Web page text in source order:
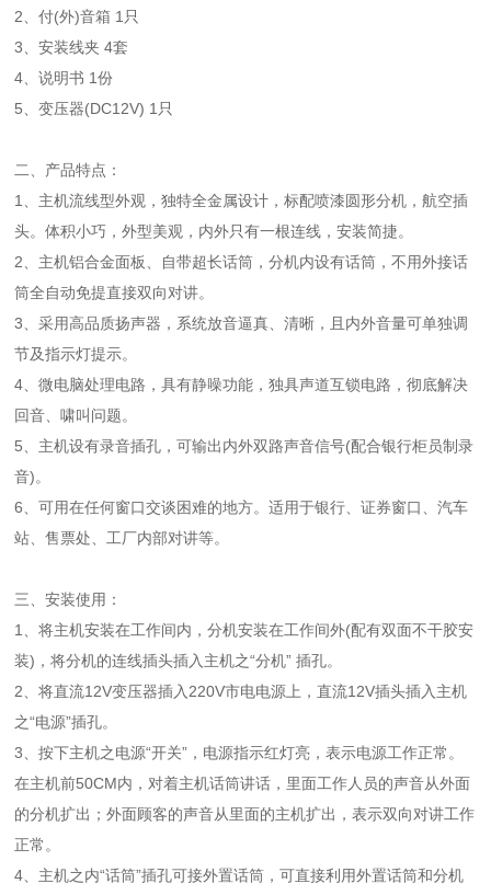
2、付(外)音箱 1只
3、安装线夹 4套
4、说明书 1份
5、变压器(DC12V) 1只
二、产品特点：
1、主机流线型外观，独特全金属设计，标配喷漆圆形分机，航空插
头。体积小巧，外型美观，内外只有一根连线，安装简捷。
2、主机铝合金面板、自带超长话筒，分机内设有话筒，不用外接话
筒全自动免提直接双向对讲。
3、采用高品质扬声器，系统放音逼真、清晰，且内外音量可单独调
节及指示灯提示。
4、微电脑处理电路，具有静噪功能，独具声道互锁电路，彻底解决
回音、啸叫问题。
5、主机设有录音插孔，可输出内外双路声音信号(配合银行柜员制录
音)。
6、可用在任何窗口交谈困难的地方。适用于银行、证券窗口、汽车
站、售票处、工厂内部对讲等。
三、安装使用：
1、将主机安装在工作间内，分机安装在工作间外(配有双面不干胶安
装)，将分机的连线插头插入主机之“分机” 插孔。
2、将直流12V变压器插入220V市电电源上，直流12V插头插入主机
之“电源”插孔。
3、按下主机之电源“开关”，电源指示红灯亮，表示电源工作正常。
在主机前50CM内，对着主机话筒讲话，里面工作人员的声音从外面
的分机扩出；外面顾客的声音从里面的主机扩出，表示双向对讲工作
正常。
4、主机之内“话筒”插孔可接外置话筒，可直接利用外置话筒和分机